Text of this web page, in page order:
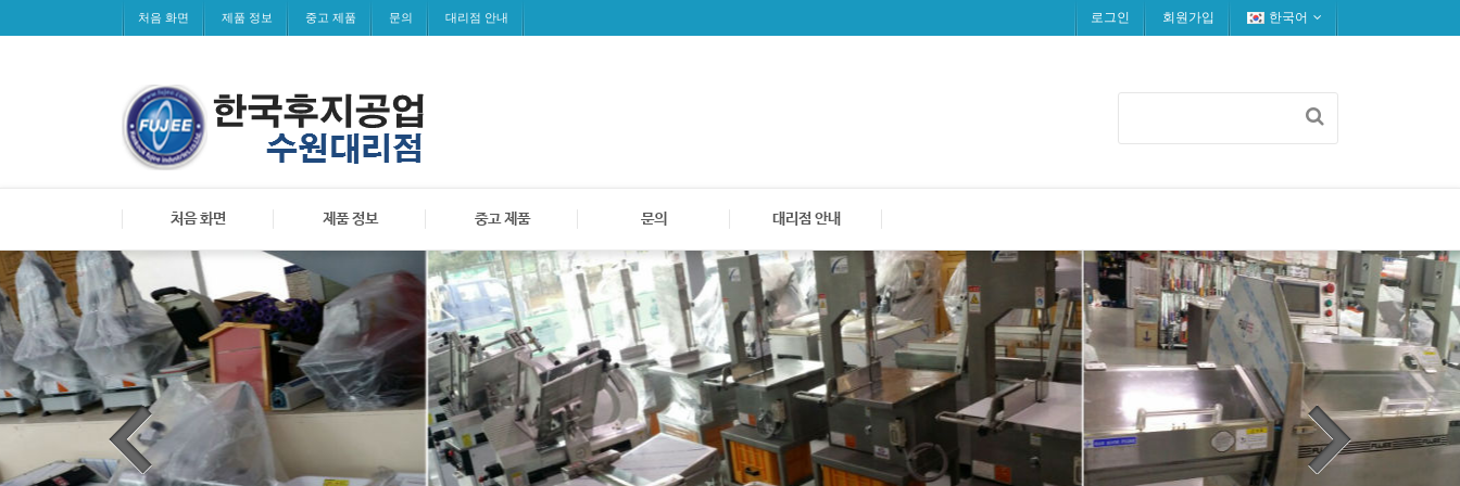
처음 화면 제품 정보 중고 제품 문의 대리점 안내 로그인 회원가입 한국어
처음 화면 제품 정보 중고 제품 문의 대리점 안내